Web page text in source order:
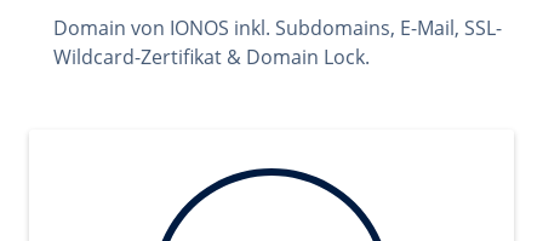
Domain von IONOS inkl. Subdomains, E-Mail, SSL-
Wildcard-Zertifikat & Domain Lock.